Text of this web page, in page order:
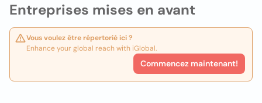
Entreprises mises en avant
Vous voulez être répertorié ici ?
Enhance your global reach with iGlobal.
Commencez maintenant!